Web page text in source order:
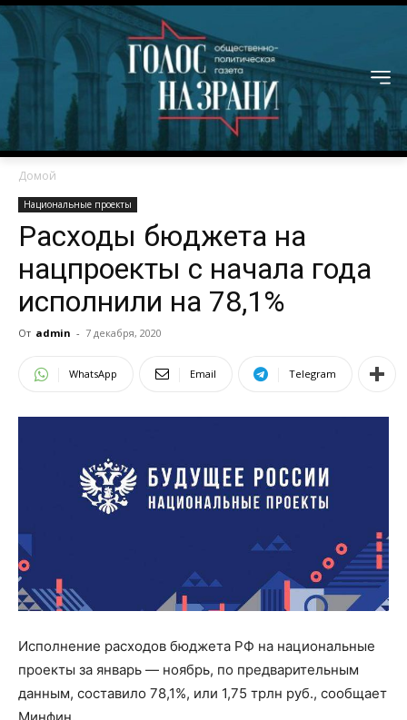
Домой
Национальные проекты
Расходы бюджета на
нацпроекты с начала года
исполнили на 78,1%
От admin - 7 декабря, 2020
WhatsApp Email Telegram
Исполнение расходов бюджета РФ на национальные
проекты за январь — ноябрь, по предварительным
данным, составило 78,1%, или 1,75 трлн руб., сообщает